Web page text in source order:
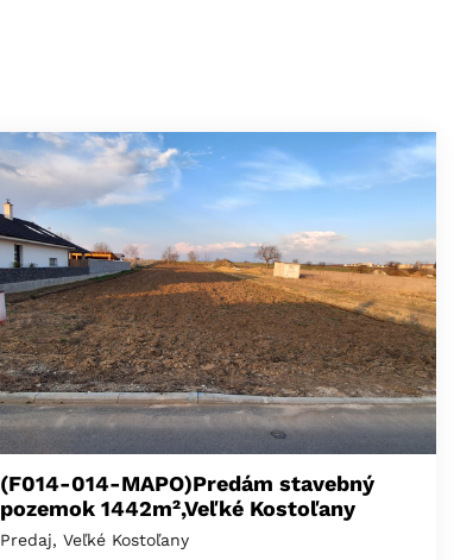
(F014-014-MAPO)Predám stavebný
pozemok 1442m²,Veľké Kostoľany
Predaj, Veľké Kostoľany